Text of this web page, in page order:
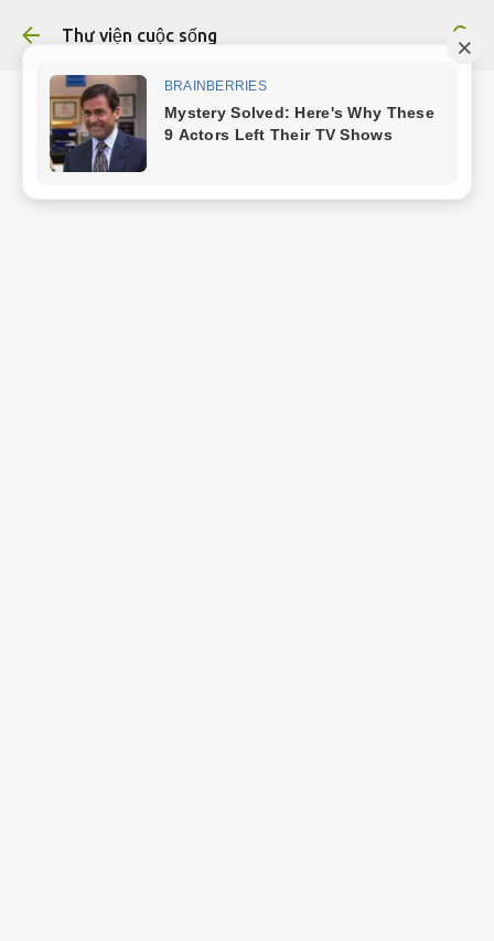
Chuyển đến nội dung chính
Thư viện cuộc sống